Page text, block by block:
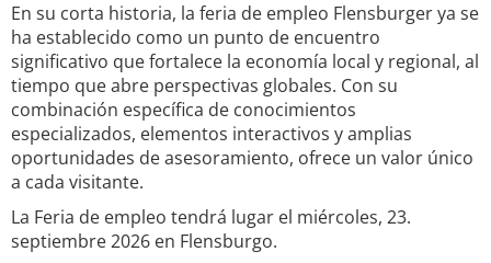
En su corta historia, la feria de empleo Flensburger ya se
ha establecido como un punto de encuentro
significativo que fortalece la economía local y regional, al
tiempo que abre perspectivas globales. Con su
combinación específica de conocimientos
especializados, elementos interactivos y amplias
oportunidades de asesoramiento, ofrece un valor único
a cada visitante.
La Feria de empleo tendrá lugar el miércoles, 23.
septiembre 2026 en Flensburgo.